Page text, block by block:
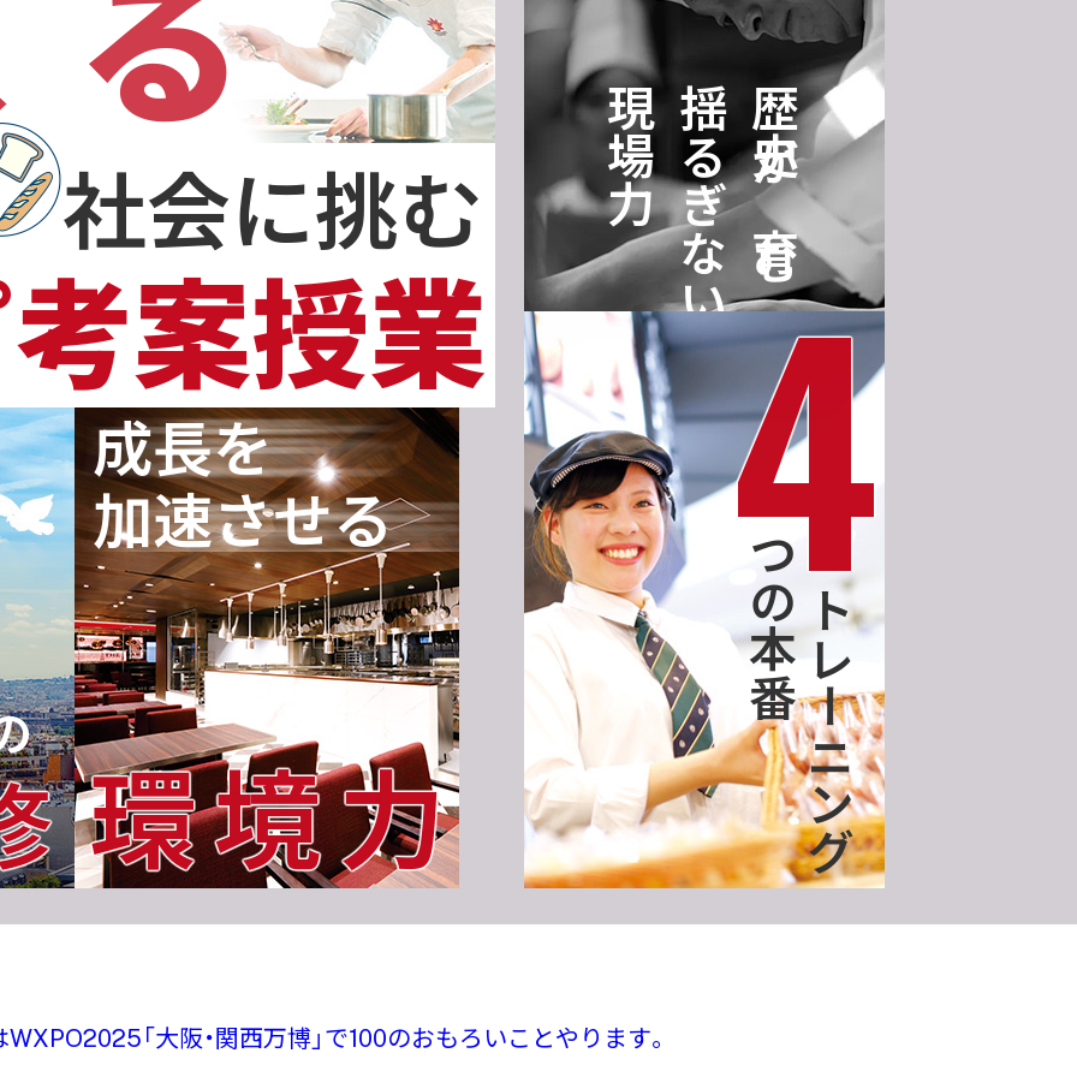
社会に挑む
案授業
歴史が育む
揺るぎない
現場力
成長を
加速させる
環境力 トレーニング
4
つの本番